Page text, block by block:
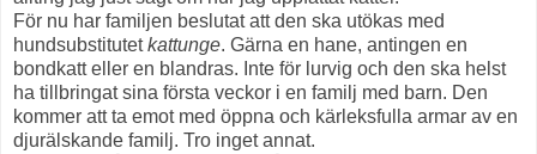
För nu har familjen beslutat att den ska utökas med
hundsubstitutetkattunge. Gärna en hane, antingen en
bondkatt eller en blandras. Inte för lurvig och den ska helst
ha tillbringat sina första veckor i en familj med barn. Den
kommer att ta emot med öppna och kärleksfulla armar av en
djurälskande familj. Tro inget annat.